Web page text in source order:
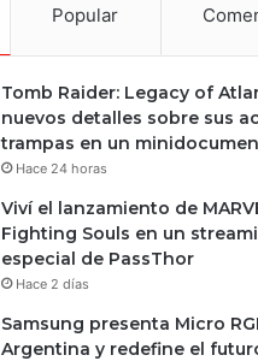
Popular
Tomb Raider: Legacy of
nuevos detalles sobre sus
trampas en un
Hace 24 horas
Viví el lanzamiento de
Fighting Souls en un
especial de PassThor
Hace 2 días
Samsung presenta Micro
Argentina y redefine el